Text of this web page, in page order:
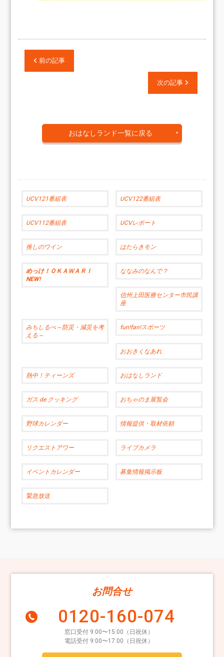
前の記事
次の記事
おはなしランド一覧に戻る
UCV121番組表 UCV122番組表
UCV112番組表 UCVレポート
推しのワイン はたらきモン
めっけ！ＯＫＡＷＡＲＩ
NEW!
ななみのなんで？
信州上田医療センター市民講
座
みちしるべ～防災・減災を考
える～
fun!fan!スポーツ
おおきくなあれ
熱中！ティーンズ おはなしランド
ガス de クッキング おちゃのま展覧会
野球カレンダー 情報提供・取材依頼
リクエストアワー ライブカメラ
イベントカレンダー 募集情報掲示板
緊急放送
お問合せ
0120-160-074
窓口受付 9:00〜15:00（日祝休）
電話受付 9:00〜17:00（日祝休）